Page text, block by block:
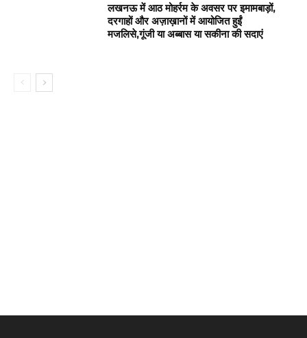
लखनऊ में आठ मोहर्रम के अवसर पर इमामबाड़ों,
दरगाहों और अज़ाख़ानों में आयोजित हुईं
मजलिसे,गूंजी या अब्बास या सकीना की सदाएं